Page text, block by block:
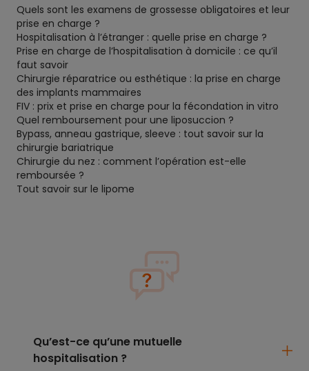
Quels sont les examens de grossesse obligatoires et leur
prise en charge ?
Hospitalisation à l’étranger : quelle prise en charge ?
Prise en charge de l’hospitalisation à domicile : ce qu’il
faut savoir
Chirurgie réparatrice ou esthétique : la prise en charge
des implants mammaires
FIV : prix et prise en charge pour la fécondation in vitro
Quel remboursement pour une liposuccion ?
Bypass, anneau gastrique, sleeve : tout savoir sur la
chirurgie bariatrique
Chirurgie du nez : comment l’opération est-elle
remboursée ?
Tout savoir sur le lipome
Qu’est-ce qu’une mutuelle
hospitalisation ?